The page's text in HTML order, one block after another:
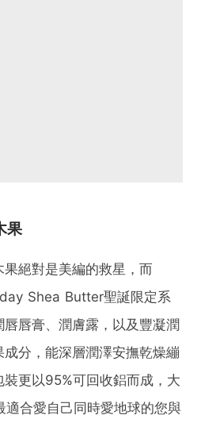
果
絕對是美編的救星，而
Shea Butter聖誕限定系
唇膏、潤膚露，以及豐凝潤
分，能深層潤澤安撫乾燥繃
更以95%可回收鋁而成，大
合愛自己同時愛地球的您與